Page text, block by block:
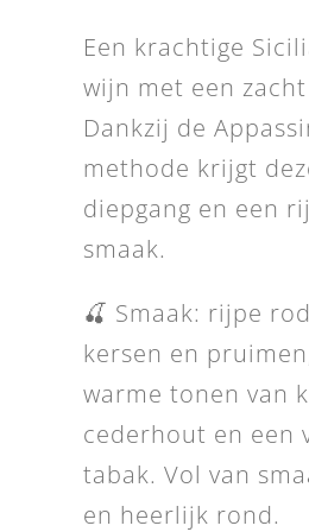
Een krachtige
wijn met een
Dankzij de
methode krijgt
diepgang en een
smaak.
🍒 Smaak: rijpe
kersen en
warme tonen van
cederhout en een
tabak. Vol van
en heerlijk rond.